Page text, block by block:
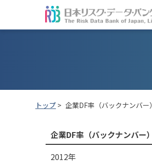
トップ > 企業DF率（バックナンバー）
企業DF率（バックナンバー）
2012年